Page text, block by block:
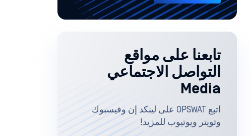
تابعنا على مواقع
التواصل الاجتماعي
Media
اتبع OPSWAT على لينكد إن وفيسبوك
وتويتر ويوتيوب للمزيد!